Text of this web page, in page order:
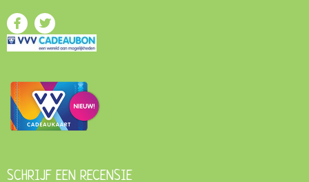
SCHRIJF EEN RECENSIE